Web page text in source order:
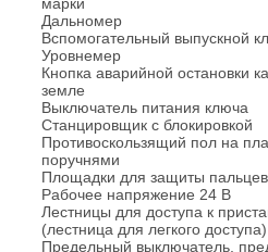
марки
Дальномер
Вспомогательный выпускной
Уровнемер
Кнопка аварийной остановки
земле
Выключатель питания ключа
Станцировщик с блокировкой
Противоскользящий пол на
поручнями
Площадки для защиты
Рабочее напряжение 24 В
Лестницы для доступа к
(лестница для легкого доступа)
Предельный выключатель,